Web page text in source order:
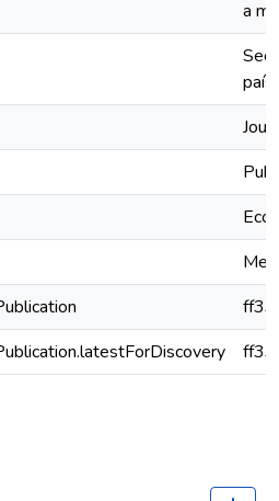
a
país